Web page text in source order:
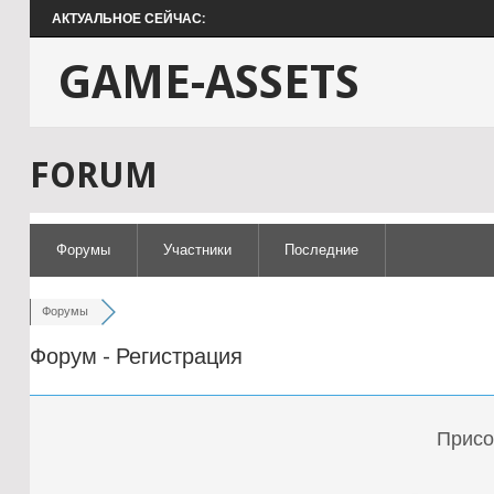
АКТУАЛЬНОЕ СЕЙЧАС:
GAME-ASSETS
FORUM
Форумы Участники Последние
Форумы
Форум - Регистрация